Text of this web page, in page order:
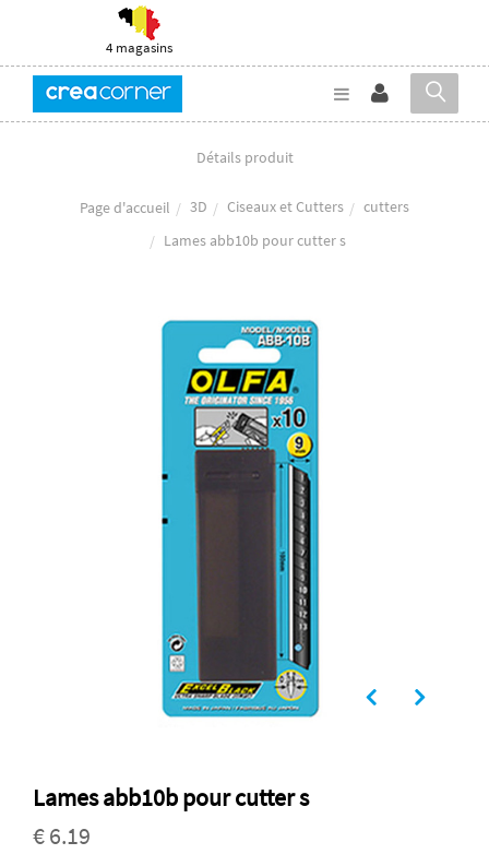
4 magasins
Détails produit
Page d'accueil 3D Ciseaux et Cutters
cutters
Lames abb10b pour cutter s
Lames abb10b pour cutter s
€ 6.19